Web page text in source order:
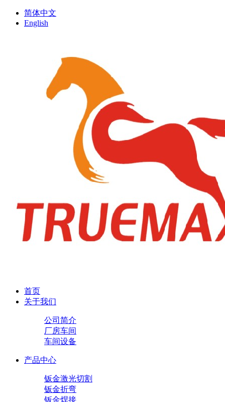
简体中文
English
首页
关于我们
公司简介
厂房车间
车间设备
产品中心
钣金激光切割
钣金折弯
钣金焊接